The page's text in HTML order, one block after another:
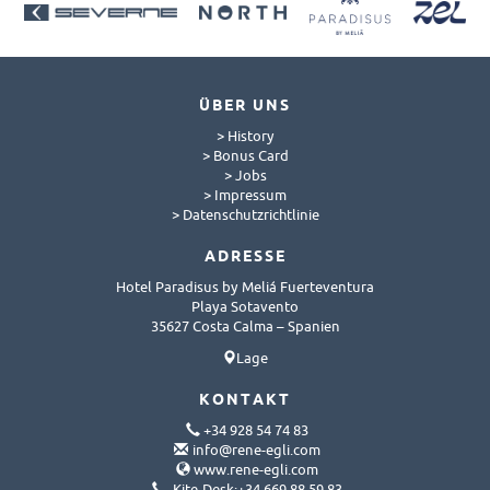
ÜBER UNS
> History
> Bonus Card
> Jobs
> Impressum
> Datenschutzrichtlinie
ADRESSE
Hotel Paradisus by Meliá Fuerteventura
Playa Sotavento
35627 Costa Calma – Spanien
Lage
KONTAKT
+34 928 54 74 83
info@rene-egli.com
www.rene-egli.com